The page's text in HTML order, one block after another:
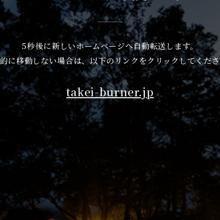
5秒後に新しいホームページへ自動転送します。
に移動しない場合は、以下のリンクをクリックしてくだ
takei-burner.jp